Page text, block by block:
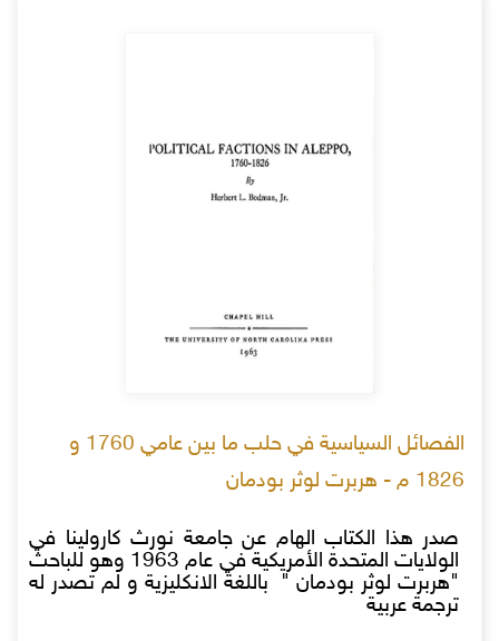
الفصائل السياسية في حلب ما بين عامي 1760 و
1826 م - هربرت لوثر بودمان
صدر هذا الكتاب الهام عن جامعة نورث كارولينا في
الولايات المتحدة الأمريكية في عام 1963 وهو للباحث
"هربرت لوثر بودمان " باللغة الانكليزية و لم تصدر له
ترجمة عربية